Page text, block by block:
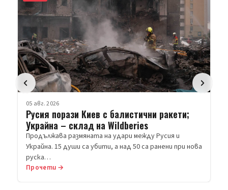
05 авг. 2026
Русия порази Киев с балистични ракети;
Украйна – склад на Wildberies
Продължава размяната на удари между Русия и
Украйна. 15 души са убити, а над 50 са ранени при нова
руска…
Прочети →